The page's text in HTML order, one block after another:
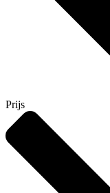
Prijs